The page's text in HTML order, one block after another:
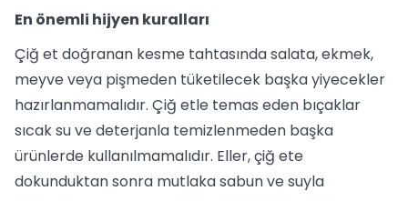
En önemli hijyen kuralları
Çiğ et doğranan kesme tahtasında salata, ekmek,
meyve veya pişmeden tüketilecek başka yiyecekler
hazırlanmamalıdır. Çiğ etle temas eden bıçaklar
sıcak su ve deterjanla temizlenmeden başka
ürünlerde kullanılmamalıdır. Eller, çiğ ete
dokunduktan sonra mutlaka sabun ve suyla